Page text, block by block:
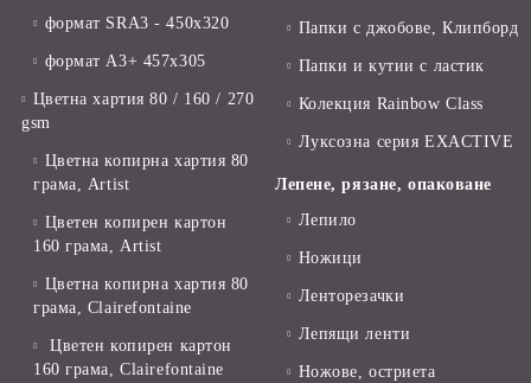
формат SRA3 - 450x320
формат А3+ 457x305
Цветна хартия 80 / 160 / 270
gsm
Цветна копирна хартия 80
грама, Artist
Цветен копирен картон
160 грама, Artist
Цветна копирна хартия 80
грама, Clairefontaine
Цветен копирен картон
160 грама, Clairefontaine
Папки с джобове, Клипборд
Папки и кутии с ластик
Колекция Rainbow Class
Луксозна серия EXACTIVE
Лепене, рязане, опаковане
Лепило
Ножици
Ленторезачки
Лепящи ленти
Ножове, остриета